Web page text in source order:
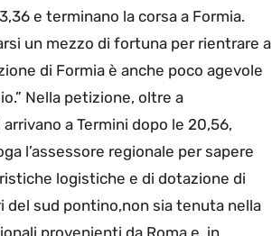
e terminano la corsa a Formia.
un mezzo di fortuna per rientrare a
di Formia è anche poco agevole
Nella petizione, oltre a
a Termini dopo le 20,56,
l’assessore regionale per sapere
logistiche e di dotazione di
sud pontino,non sia tenuta nella
provenienti da Roma e, in